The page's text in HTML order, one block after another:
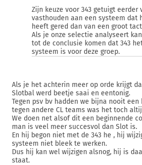
Zijn keuze voor 343 getuigt eerder
vasthouden aan een systeem dat
heeft gered dan van een groot
Als je onze selectie analyseert
tot de conclusie komen dat 343
systeem is voor deze groep.
Als je het achterin meer op orde krijgt
Slotbal werd beetje saai en eentonig.
Tegen psv bv hadden we bijna nooit een
tegen andere CL teams was het toch
We doen net alsof dit een beginnende
man is veel meer succesvol dan Slot is.
En hij begon niet met de 343 he , hij
systeem niet bleek te werken.
Dus hij kan wel wijzigen alsnog, hij is
staat.